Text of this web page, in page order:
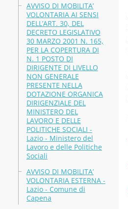
AVVISO DI MOBILITA’
VOLONTARIA AI SENSI
DELL’ART. 30, DEL
DECRETO LEGISLATIVO
30 MARZO 2001 N. 165,
PER LA COPERTURA DI
N. 1 POSTO DI
DIRIGENTE DI LIVELLO
NON GENERALE
PRESENTE NELLA
DOTAZIONE ORGANICA
DIRIGENZIALE DEL
MINISTERO DEL
LAVORO E DELLE
POLITICHE SOCIALI -
Lazio - Ministero del
Lavoro e delle Politiche
Sociali
AVVISO DI MOBILITA’
VOLONTARIA ESTERNA -
Lazio - Comune di
Capena